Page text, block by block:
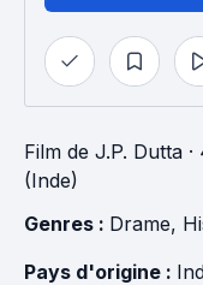
Film de J.P. Dutta
(Inde)
Genres : Drame,
Pays d'origine :